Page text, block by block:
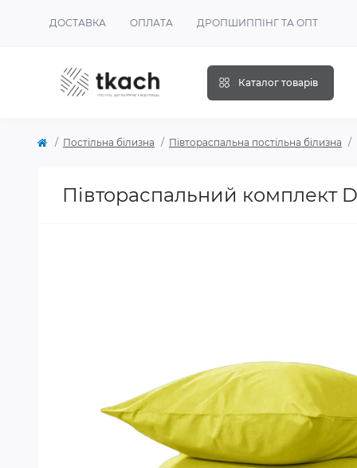
ДОСТАВКА ОПЛАТА ДРОПШИППІНГ ТА ОПТ
Каталог товарів
Постільна білизна Півтораспальна постільна білизна
Півтораспальний комплект